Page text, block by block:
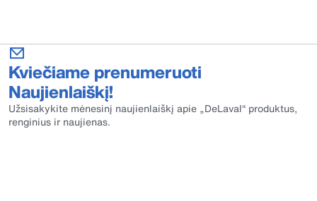
Kviečiame prenumeruoti
Naujienlaiškį!
Užsisakykite mėnesinį naujienlaiškį apie „DeLaval“ produktus,
renginius ir naujienas.